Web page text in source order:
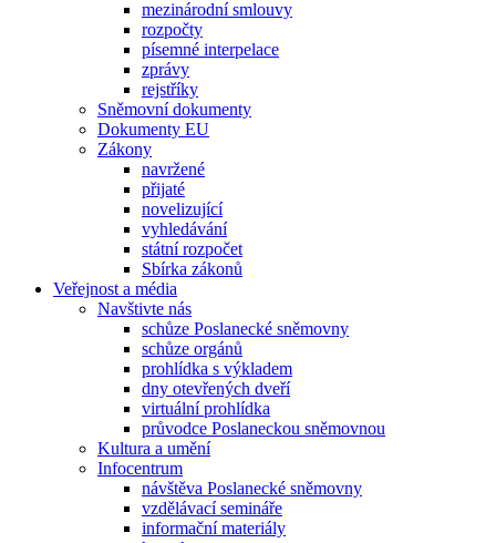
mezinárodní smlouvy
rozpočty
písemné interpelace
zprávy
rejstříky
Sněmovní dokumenty
Dokumenty EU
Zákony
navržené
přijaté
novelizující
vyhledávání
státní rozpočet
Sbírka zákonů
Veřejnost a média
Navštivte nás
schůze Poslanecké sněmovny
schůze orgánů
prohlídka s výkladem
dny otevřených dveří
virtuální prohlídka
průvodce Poslaneckou sněmovnou
Kultura a umění
Infocentrum
návštěva Poslanecké sněmovny
vzdělávací semináře
informační materiály